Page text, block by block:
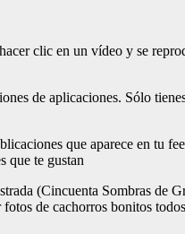
clic en un vídeo y se
de aplicaciones. Sólo
que aparece en tu
que te gustan
(Cincuenta Sombras de
de cachorros bonitos